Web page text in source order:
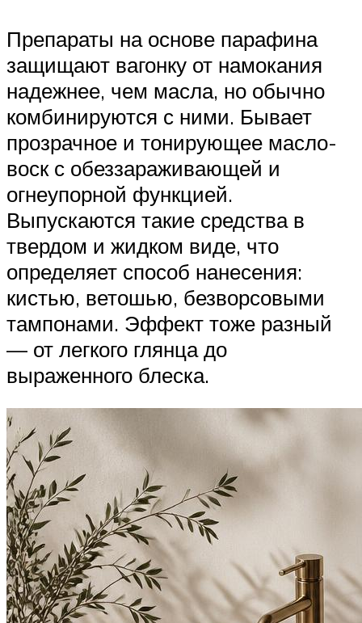
Препараты на основе парафина
защищают вагонку от намокания
надежнее, чем масла, но обычно
комбинируются с ними. Бывает
прозрачное и тонирующее масло-
воск с обеззараживающей и
огнеупорной функцией.
Выпускаются такие средства в
твердом и жидком виде, что
определяет способ нанесения:
кистью, ветошью, безворсовыми
тампонами. Эффект тоже разный
— от легкого глянца до
выраженного блеска.